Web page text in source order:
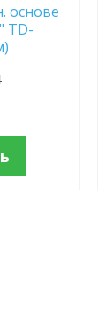
основе
TD-